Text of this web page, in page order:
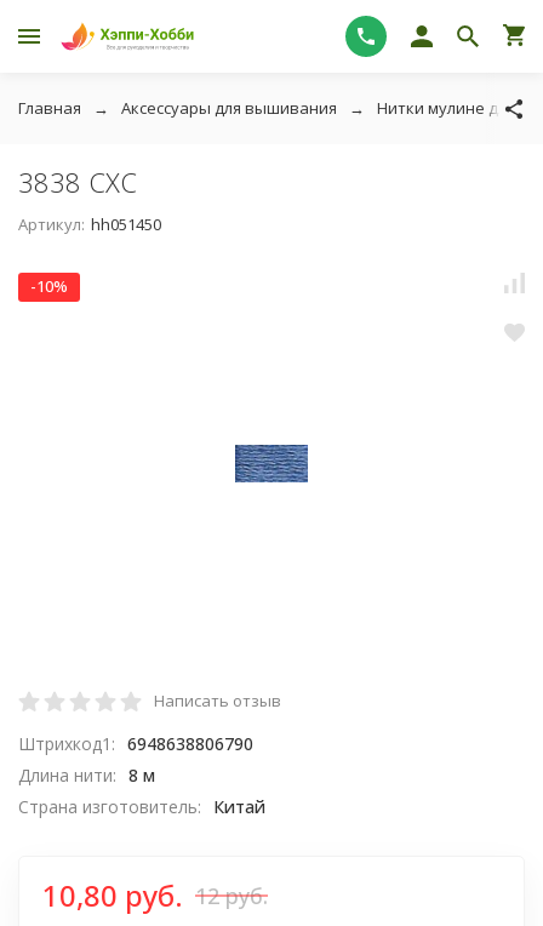
Главная Аксессуары для вышивания Нитки мулине для
3838 СХС
Артикул: hh051450
-10%
Написать отзыв
Штрихкод1: 6948638806790
Длина нити: 8 м
Страна изготовитель:
Китай
10,80 руб. 12 руб.